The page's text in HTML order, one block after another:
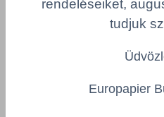
CANON RECYCLING
Grammsúly
rendeléseiket,
tudjuk
Europapier